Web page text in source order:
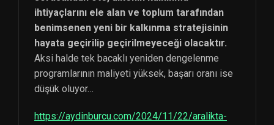
ihtiyaçlarını ele alan ve toplum tarafından
benimsenen yeni bir kalkınma stratejisinin
hayata geçirilip geçirilmeyeceği olacaktır.
Aksi halde tek bacaklı yeniden dengelenme
programlarının maliyeti yüksek, başarı oranı ise
düşük oluyor…
https://aydinburcu.com/2024/11/22/aralikta-